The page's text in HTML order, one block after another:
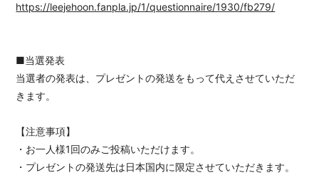
https://leejehoon.fanpla.jp/1/questionnaire/1930/fb279/
■当選発表
当選者の発表は、プレゼントの発送をもって代えさせていただ
きます。
【注意事項】
・お一人様1回のみご投稿いただけます。
・プレゼントの発送先は日本国内に限定させていただきます。